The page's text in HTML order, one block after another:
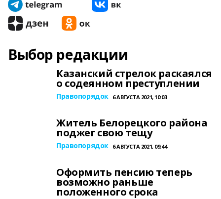
Выбор редакции
Казанский стрелок раскаялся
о содеянном преступлении
Правопорядок 6 АВГУСТА 2021, 10:03
Житель Белорецкого района
поджег свою тещу
Правопорядок 6 АВГУСТА 2021, 09:44
Оформить пенсию теперь
возможно раньше
положенного срока